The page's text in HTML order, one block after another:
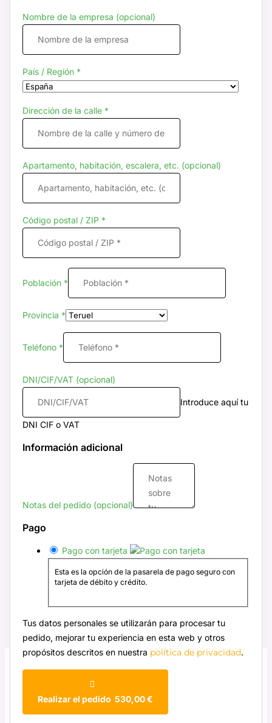
Nombre de la empresa (opcional)
País / Región *
Dirección de la calle *
Apartamento, habitación, escalera, etc. (opcional)
Código postal / ZIP *
Población *
Provincia *
Teléfono *
DNI/CIF/VAT (opcional)
Introduce aquí tu
DNI CIF o VAT
Información adicional
Notas del pedido (opcional)
Pago
Pago con tarjeta
Esta es la opción de la pasarela de pago seguro con
tarjeta de débito y crédito.
Tus datos personales se utilizarán para procesar tu
pedido, mejorar tu experiencia en esta web y otros
propósitos descritos en nuestra política de privacidad.
Realizar el pedido 530,00 €